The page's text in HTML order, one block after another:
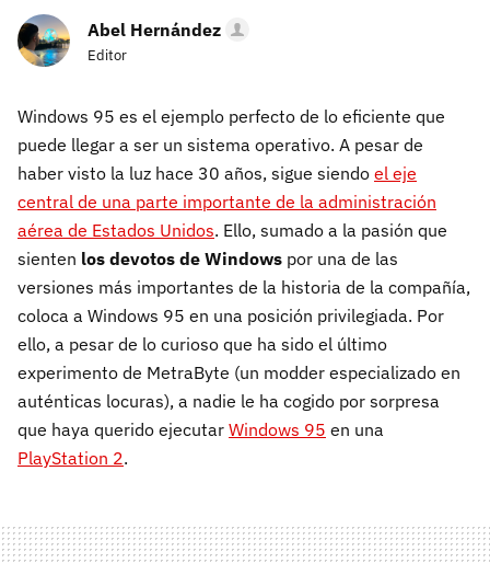
Abel Hernández
Editor
Windows 95 es el ejemplo perfecto de lo eficiente que
puede llegar a ser un sistema operativo. A pesar de
haber visto la luz hace 30 años, sigue siendo el eje
central de una parte importante de la administración
aérea de Estados Unidos. Ello, sumado a la pasión que
sienten los devotos de Windows por una de las
versiones más importantes de la historia de la compañía,
coloca a Windows 95 en una posición privilegiada. Por
ello, a pesar de lo curioso que ha sido el último
experimento de MetraByte (un modder especializado en
auténticas locuras), a nadie le ha cogido por sorpresa
que haya querido ejecutar Windows 95 en una
PlayStation 2.